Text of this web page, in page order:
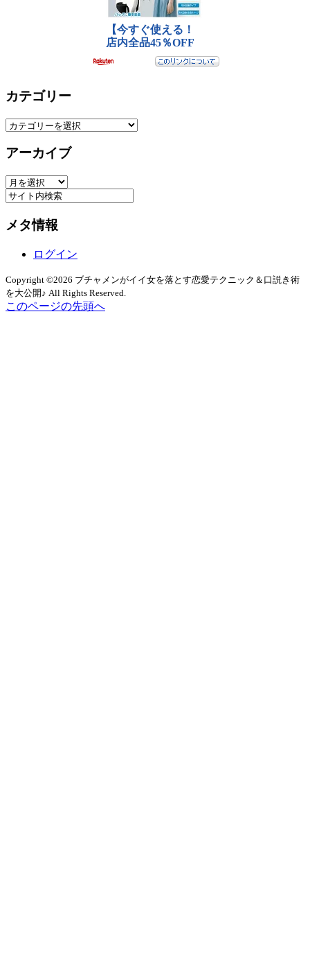
カテゴリー
カ
ゴ
ー
アーカイブ
ア
ー
イ
メタ情報
ログイン
Copyright ©2026 ブチャメンがイイ女を落とす恋愛テクニック＆口説き術
を大公開♪ All Rights Reserved.
このページの先頭へ